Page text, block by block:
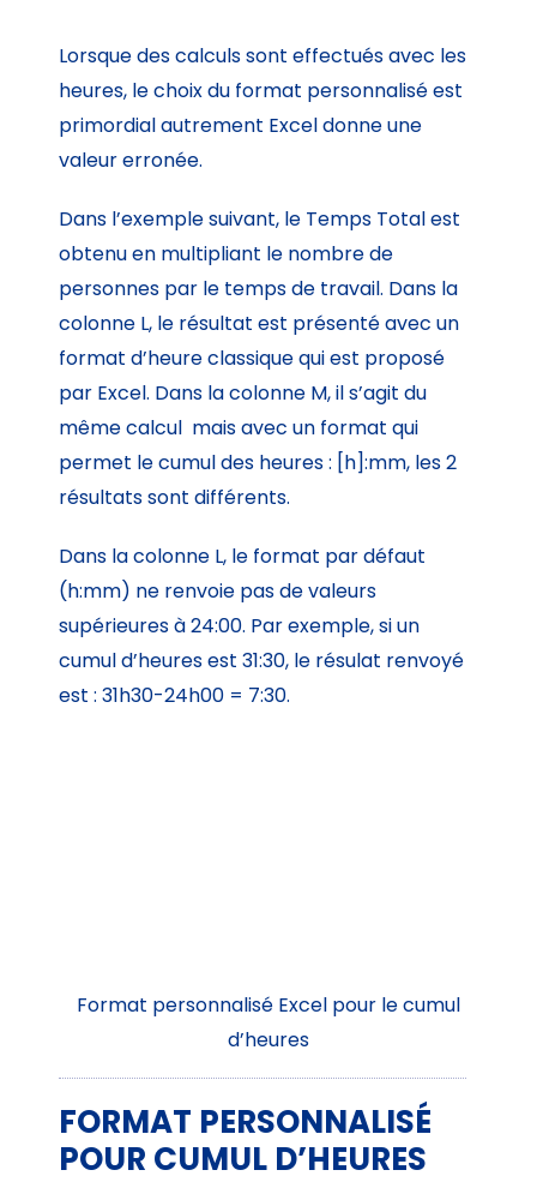
Lorsque des calculs sont effectués avec les
heures, le choix du format personnalisé est
primordial autrement Excel donne une
valeur erronée.
Dans l’exemple suivant, le Temps Total est
obtenu en multipliant le nombre de
personnes par le temps de travail. Dans la
colonne L, le résultat est présenté avec un
format d’heure classique qui est proposé
par Excel. Dans la colonne M, il s’agit du
même calcul mais avec un format qui
permet le cumul des heures : [h]:mm, les 2
résultats sont différents.
Dans la colonne L, le format par défaut
(h:mm) ne renvoie pas de valeurs
supérieures à 24:00. Par exemple, si un
cumul d’heures est 31:30, le résulat renvoyé
est : 31h30-24h00 = 7:30.
Format personnalisé Excel pour le cumul
d’heures
FORMAT PERSONNALISÉ
POUR CUMUL D’HEURES